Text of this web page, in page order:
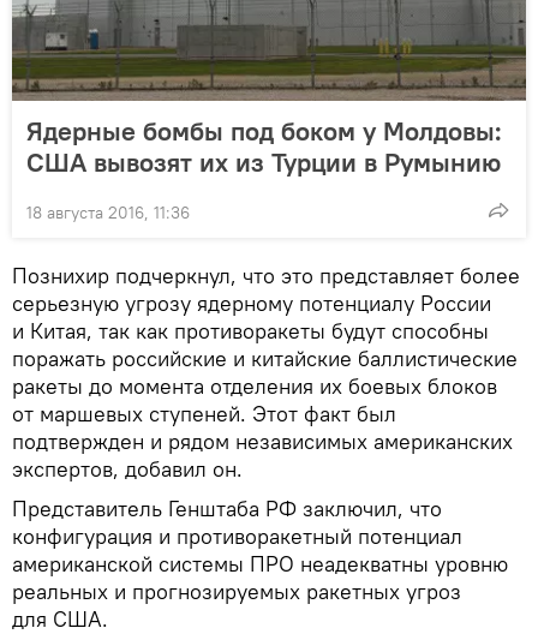
Ядерные бомбы под боком у Молдовы:
CША вывозят их из Турции в Румынию
18 августа 2016, 11:36
Познихир подчеркнул, что это представляет более
серьезную угрозу ядерному потенциалу России
и Китая, так как противоракеты будут способны
поражать российские и китайские баллистические
ракеты до момента отделения их боевых блоков
от маршевых ступеней. Этот факт был
подтвержден и рядом независимых американских
экспертов, добавил он.
Представитель Генштаба РФ заключил, что
конфигурация и противоракетный потенциал
американской системы ПРО неадекватны уровню
реальных и прогнозируемых ракетных угроз
для США.